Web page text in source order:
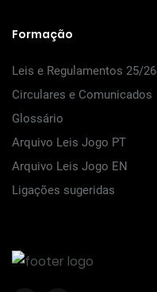
Formação
Leis e Regulamentos 25/26
Circulares e Comunicados
Glossário
Arquivo Leis Jogo PT
Arquivo Leis Jogo EN
Ligações sugeridas